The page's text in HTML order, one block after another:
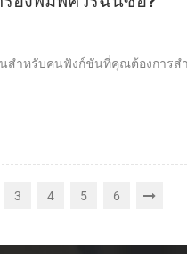
นสำหรับคนฟังก์ชันที่คุณต้องการ
3 4 5 6